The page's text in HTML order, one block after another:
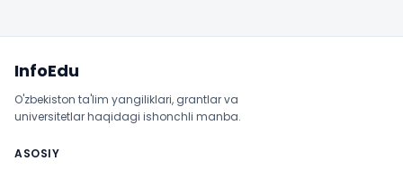
InfoEdu
O'zbekiston ta'lim yangiliklari, grantlar va
universitetlar haqidagi ishonchli manba.
ASOSIY